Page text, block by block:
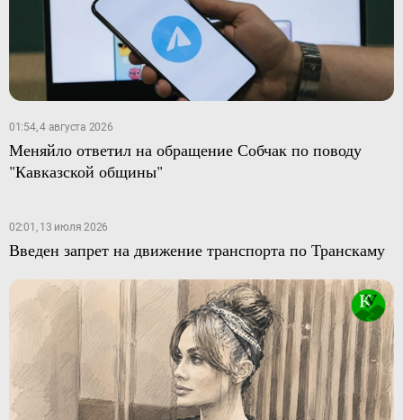
01:54, 4 августа 2026
Меняйло ответил на обращение Собчак по поводу
"Кавказской общины"
02:01, 13 июля 2026
Введен запрет на движение транспорта по Транскаму